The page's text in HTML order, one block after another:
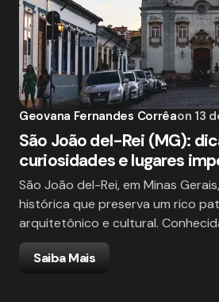
Geovana Fernandes Corrêaon 13
São João del-Rei (MG):
curiosidades e lugares
São João del-Rei, em Minas
histórica que preserva um rico
arquitetônico e cultural.
Saiba Mais